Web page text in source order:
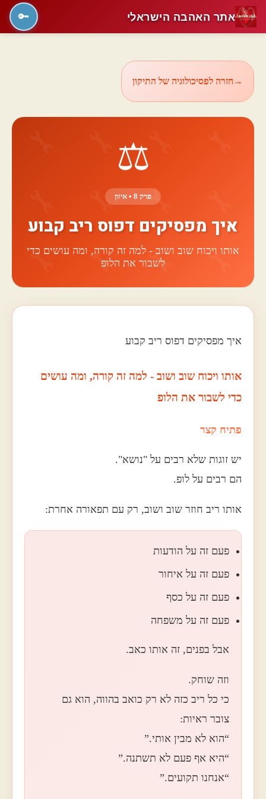
→חזרה לפסיכולוגיה של התיקון
⚖️
פרק 8 • איזון
איך מפסיקים דפוס ריב קבוע
אותו ויכוח שוב ושוב - למה זה קורה, ומה עושים כדי
לשבור את הלופ
איך מפסיקים דפוס ריב קבוע
אותו ויכוח שוב ושוב - למה זה קורה, ומה עושים
כדי לשבור את הלופ
פתיח קצר
יש זוגות שלא רבים על "נושא".
הם רבים על לופ.
אותו ריב חוזר שוב ושוב, רק עם תפאורה אחרת:
פעם זה על הודעות
פעם זה על איחור
פעם זה על כסף
פעם זה על משפחה
אבל בפנים, זה אותו כאב.
וזה שוחק.
כי כל ריב כזה לא רק כואב בהווה, הוא גם
צובר ראיות:
“הוא לא מבין אותי.”
“היא אף פעם לא תשתנה.”
“אנחנו תקועים.”
אתר האהבה הישראלי 🔑